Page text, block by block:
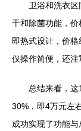
卫浴和洗衣
干和除菌功能，
即热式设计，价
仅操作简便，还注
总结来看，
30%，即4万元左
成功实现了功能